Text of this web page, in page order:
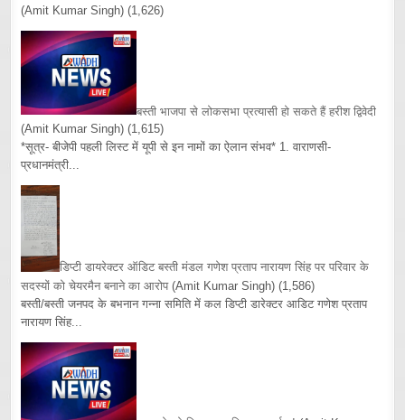
(Amit Kumar Singh) (1,626)
बस्ती भाजपा से लोकसभा प्रत्यासी हो सकते हैं हरीश द्विवेदी
(Amit Kumar Singh) (1,615)
*सूत्र- बीजेपी पहली लिस्ट में यूपी से इन नामों का ऐलान संभव* 1. वाराणसी-
प्रधानमंत्री...
डिप्टी डायरेक्टर ऑडिट बस्ती मंडल गणेश प्रताप नारायण सिंह पर परिवार के
सदस्यों को चेयरमैन बनाने का आरोप (Amit Kumar Singh) (1,586)
बस्ती/बस्ती जनपद के बभनान गन्ना समिति में कल डिप्टी डारेक्टर आडिट गणेश प्रताप
नारायण सिंह...